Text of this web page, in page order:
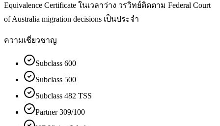
Equivalence Certificate ในเวลาว่าง วรวิทย์ติดตาม Federal Court
of Australia migration decisions เป็นประจำ
ความเชี่ยวชาญ
Subclass 600
Subclass 500
Subclass 482 TSS
Partner 309/100